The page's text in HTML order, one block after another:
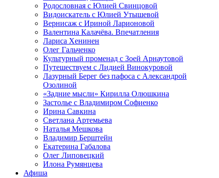
Родословная с Юлией Свинцовой
Видоискатель с Юлией Утышевой
Вернисаж с Ириной Ларионовой
Валентина Калачёва. Впечатления
Лариса Хенинен
Олег Гальченко
Культурный променад с Зоей Арнаутовой
Путешествуем с Лидией Винокуровой
Лазурный Берег без пафоса с Александрой
Озолиной
«Задние мысли» Кирилла Олюшкина
Застолье с Владимиром Софиенко
Ирина Савкина
Светлана Артемьева
Наталья Мешкова
Владимир Берштейн
Екатерина Габалова
Олег Липовецкий
Илона Румянцева
Афиша